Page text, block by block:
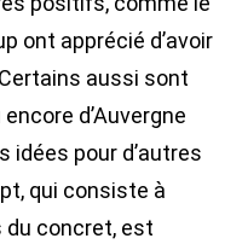
ont apprécié d’avoir
aussi sont
d’Auvergne
idées pour d’autres
qui consiste à
du concret, est